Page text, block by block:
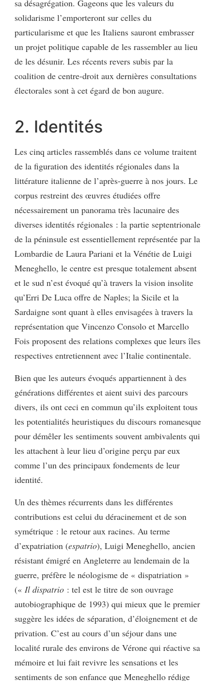
sa désagrégation. Gageons que les valeurs du
solidarisme l’emporteront sur celles du
particularisme et que les Italiens sauront embrasser
un projet politique capable de les rassembler au lieu
de les désunir. Les récents revers subis par la
coalition de centre-droit aux dernières consultations
électorales sont à cet égard de bon augure.
2. Identités
Les cinq articles rassemblés dans ce volume traitent
de la figuration des identités régionales dans la
littérature italienne de l’après-guerre à nos jours. Le
corpus restreint des œuvres étudiées offre
nécessairement un panorama très lacunaire des
diverses identités régionales : la partie septentrionale
de la péninsule est essentiellement représentée par la
Lombardie de Laura Pariani et la Vénétie de Luigi
Meneghello, le centre est presque totalement absent
et le sud n’est évoqué qu’à travers la vision insolite
qu’Erri De Luca offre de Naples; la Sicile et la
Sardaigne sont quant à elles envisagées à travers la
représentation que Vincenzo Consolo et Marcello
Fois proposent des relations complexes que leurs îles
respectives entretiennent avec l’Italie continentale.
Bien que les auteurs évoqués appartiennent à des
générations différentes et aient suivi des parcours
divers, ils ont ceci en commun qu’ils exploitent tous
les potentialités heuristiques du discours romanesque
pour démêler les sentiments souvent ambivalents qui
les attachent à leur lieu d’origine perçu par eux
comme l’un des principaux fondements de leur
identité.
Un des thèmes récurrents dans les différentes
contributions est celui du déracinement et de son
symétrique : le retour aux racines. Au terme
d’expatriation (espatrio), Luigi Meneghello, ancien
résistant émigré en Angleterre au lendemain de la
guerre, préfère le néologisme de « dispatriation »
(« Il dispatrio : tel est le titre de son ouvrage
autobiographique de 1993) qui mieux que le premier
suggère les idées de séparation, d’éloignement et de
privation. C’est au cours d’un séjour dans une
localité rurale des environs de Vérone qui réactive sa
mémoire et lui fait revivre les sensations et les
sentiments de son enfance que Meneghello rédige